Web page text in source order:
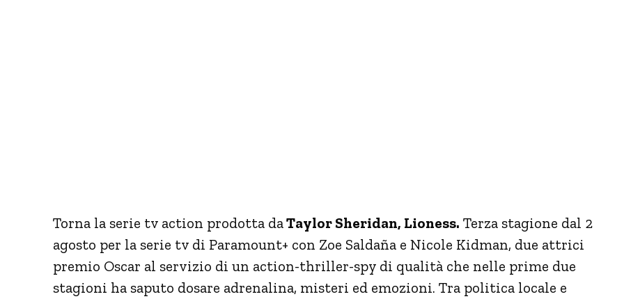
Torna la serie tv action prodotta daTaylor Sheridan, Lioness. Terza stagione dal 2
agosto per la serie tv di Paramount+ con Zoe Saldaña e Nicole Kidman, due attrici
premio Oscar al servizio di un action-thriller-spy di qualità che nelle prime due
stagioni ha saputo dosare adrenalina, misteri ed emozioni. Tra politica locale e